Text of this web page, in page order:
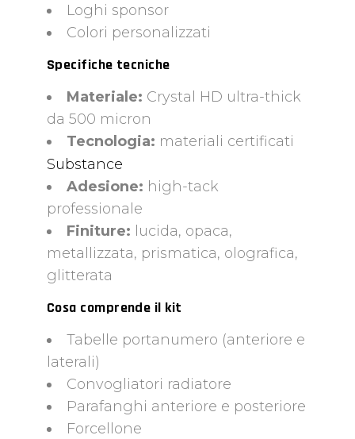
Loghi sponsor
Colori personalizzati
Specifiche tecniche
Materiale: Crystal HD ultra-thick
da 500 micron
Tecnologia: materiali certificati
Substance
Adesione: high-tack
professionale
Finiture: lucida, opaca,
metallizzata, prismatica, olografica,
glitterata
Cosa comprende il kit
Tabelle portanumero (anteriore e
laterali)
Convogliatori radiatore
Parafanghi anteriore e posteriore
Forcellone